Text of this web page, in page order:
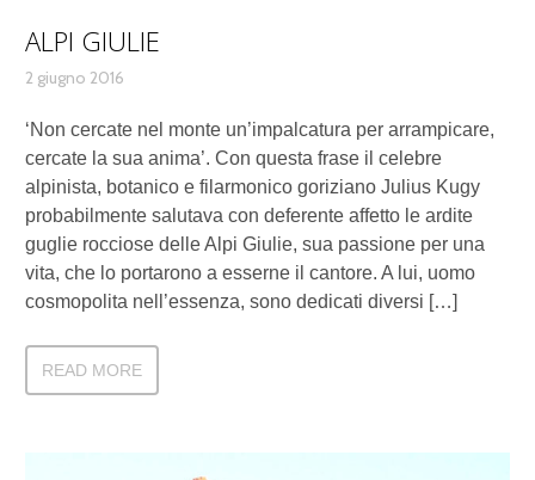
ALPI GIULIE
2 giugno 2016
‘Non cercate nel monte un’impalcatura per arrampicare,
cercate la sua anima’. Con questa frase il celebre
alpinista, botanico e filarmonico goriziano Julius Kugy
probabilmente salutava con deferente affetto le ardite
guglie rocciose delle Alpi Giulie, sua passione per una
vita, che lo portarono a esserne il cantore. A lui, uomo
cosmopolita nell’essenza, sono dedicati diversi […]
READ MORE